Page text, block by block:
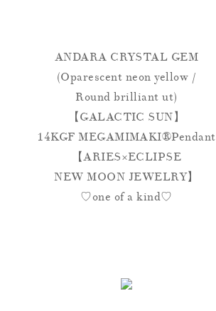
ANDARA CRYSTAL GEM
(Oparescent neon yellow /
Round brilliant ut)
【GALACTIC SUN】
14KGF MEGAMIMAKI®︎Pendant
【ARIES×ECLIPSE
NEW MOON JEWELRY】
♡one of a kind♡